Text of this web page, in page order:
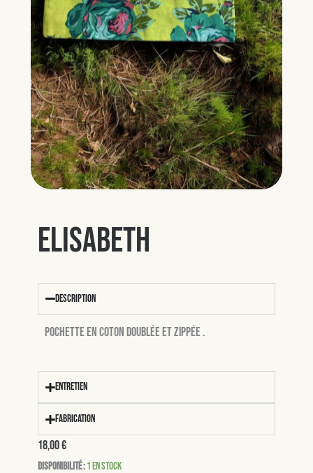
Elisabeth
Description
Pochette en coton doublée et zippée .
Entretien
Fabrication
18,00€
Disponibilité :1 en stock
quantité